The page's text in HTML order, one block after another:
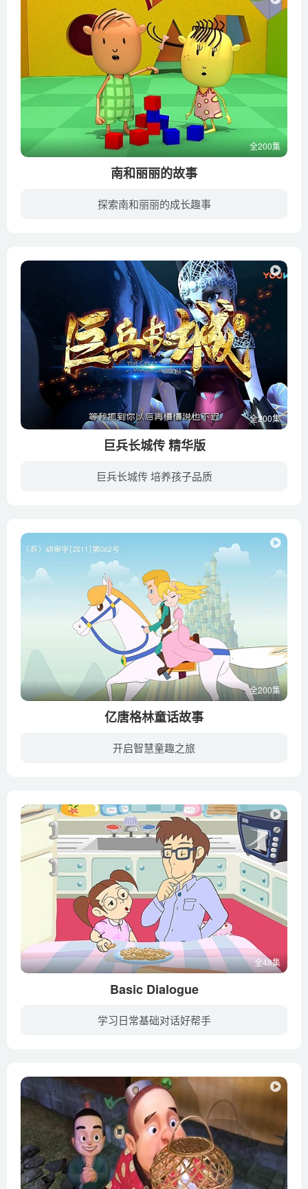
全200集
南和丽丽的故事
探索南和丽丽的成长趣事
全200集
巨兵长城传 精华版
巨兵长城传 培养孩子品质
全200集
亿唐格林童话故事
开启智慧童趣之旅
全48集
Basic Dialogue
学习日常基础对话好帮手